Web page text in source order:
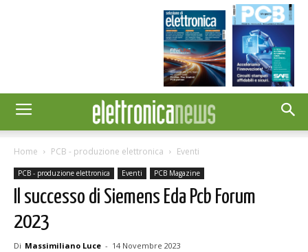
Home PCB - produzione elettronica Eventi
PCB - produzione elettronica Eventi PCB Magazine
Il successo di Siemens Eda Pcb Forum
2023
Di Massimiliano Luce - 14 Novembre 2023